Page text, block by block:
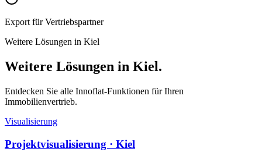
Export für Vertriebspartner
Weitere Lösungen in Kiel
Weitere Lösungen in Kiel.
Entdecken Sie alle Innoflat-Funktionen für Ihren
Immobilienvertrieb.
Visualisierung
Projektvisualisierung · Kiel